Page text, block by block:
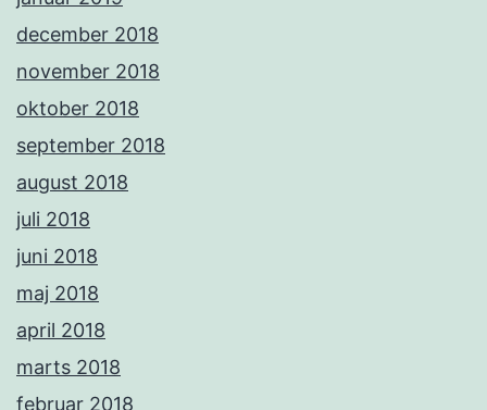
december 2018
november 2018
oktober 2018
september 2018
august 2018
juli 2018
juni 2018
maj 2018
april 2018
marts 2018
februar 2018